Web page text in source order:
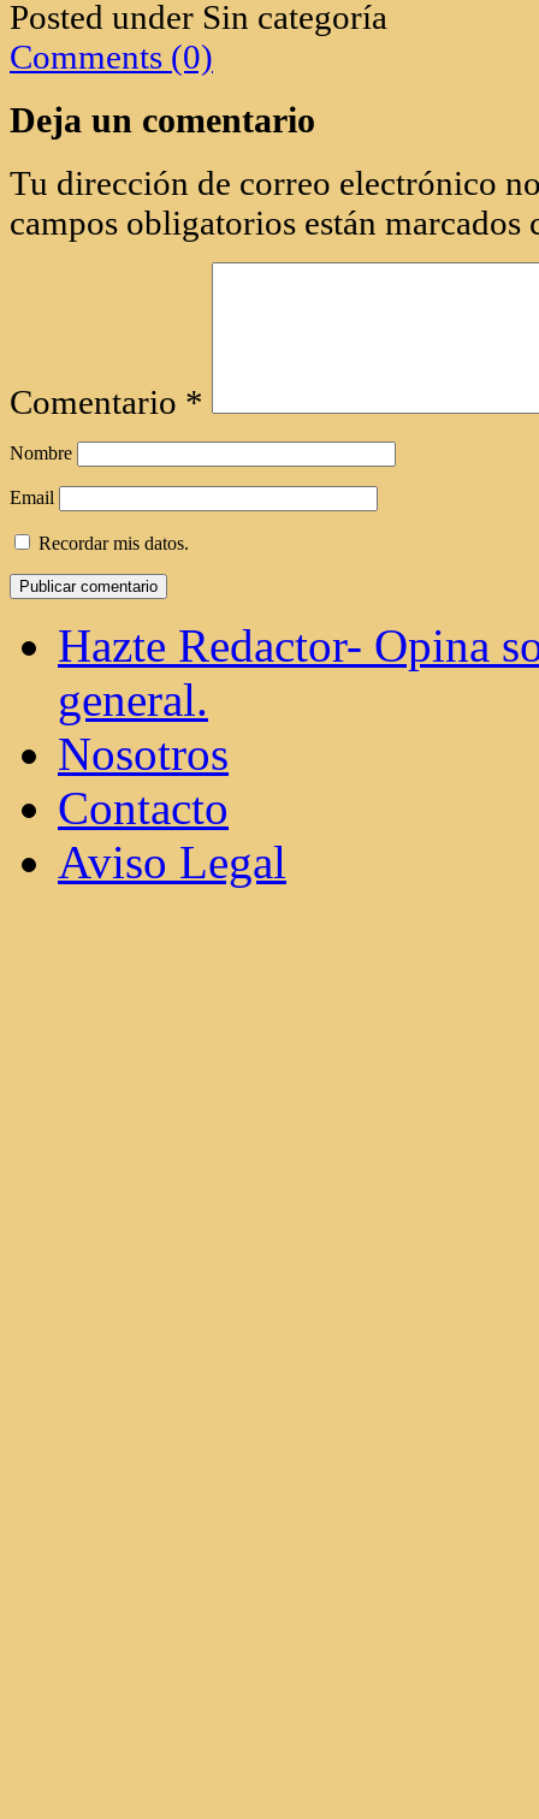
Posted under Sin categoría
Comments (0)
Deja un comentario
Tu dirección de correo electrónico
campos obligatorios están marcados
Comentario *
Nombre
Email
Recordar mis datos.
Hazte Redactor- Opina
general.
Nosotros
Contacto
Aviso Legal